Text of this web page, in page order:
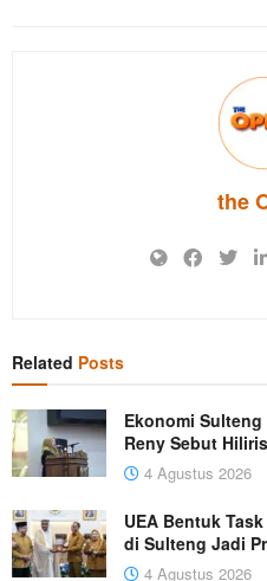
the
Related Posts
Ekonomi Sulteng
Reny Sebut
4 Agustus 2026
UEA Bentuk
di Sulteng Jadi
4 Agustus 2026